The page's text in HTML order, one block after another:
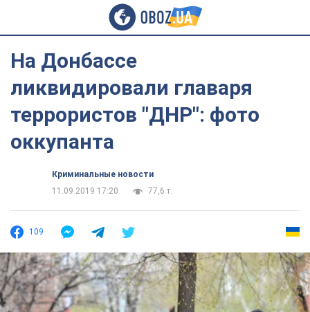
На Донбассе
ликвидировали главаря
террористов "ДНР": фото
оккупанта
Криминальные новости
11.09.2019 17:20
77,6 т.
109